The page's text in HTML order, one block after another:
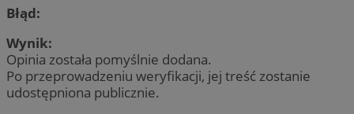
Błąd:
Wynik:
Opinia została pomyślnie dodana.
Po przeprowadzeniu weryfikacji, jej treść zostanie
udostępniona publicznie.